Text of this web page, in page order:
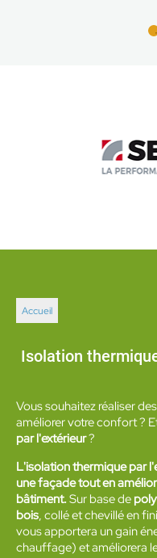
Accueil
Isolation
Vous souhaitez réaliser
améliorer votre confort ?
par l'extérieur?
L'isolation thermique par
une façade tout en
bâtiment.Sur base de
bois, collé et chevillé en
vous apportera un gain
chauffage) et améliorera